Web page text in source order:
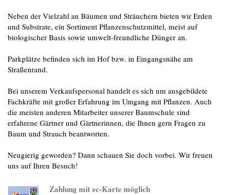
Neben der Vielzahl an Bäumen und Sträuchern bieten wir Erden
und Substrate, ein Sortiment Pflanzenschutzmittel, meist auf
biologischer Basis sowie umwelt-freundliche Dünger an.
Parkplätze befinden sich im Hof bzw. in Eingangsnähe am
Straßenrand.
Bei unserem Verkaufspersonal handelt es sich um ausgebildete
Fachkräfte mit großer Erfahrung im Umgang mit Pflanzen. Auch
die meisten anderen Mitarbeiter unserer Baumschule sind
erfahrene Gärtner und Gärtnerinnen, die Ihnen gern Fragen zu
Baum und Strauch beantworten.
Neugierig geworden? Dann schauen Sie doch vorbei. Wir freuen
uns auf Ihren Besuch!
Zahlung mit ec-Karte möglich